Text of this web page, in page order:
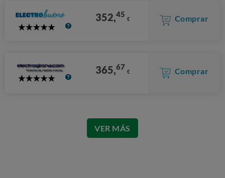
5
352,45 € Comprar
5
365,67 € Comprar
VER MÁS